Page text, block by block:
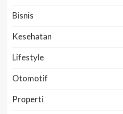
Bisnis
Kesehatan
Lifestyle
Otomotif
Properti